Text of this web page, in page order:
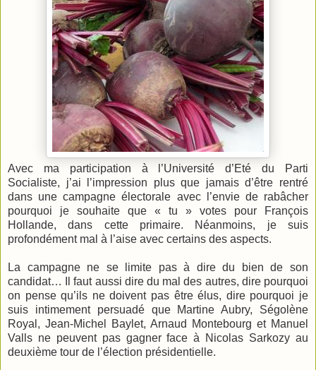
Avec ma participation à l’Université d’Eté du Parti
Socialiste, j’ai l’impression plus que jamais d’être rentré
dans une campagne électorale avec l’envie de rabâcher
pourquoi je souhaite que « tu » votes pour François
Hollande, dans cette primaire. Néanmoins, je suis
profondément mal à l’aise avec certains des aspects.
La campagne ne se limite pas à dire du bien de son
candidat… Il faut aussi dire du mal des autres, dire pourquoi
on pense qu’ils ne doivent pas être élus, dire pourquoi je
suis intimement persuadé que Martine Aubry, Ségolène
Royal, Jean-Michel Baylet, Arnaud Montebourg et Manuel
Valls ne peuvent pas gagner face à Nicolas Sarkozy au
deuxième tour de l’élection présidentielle.